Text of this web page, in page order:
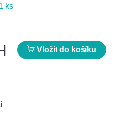
ks
Vložit do košíku